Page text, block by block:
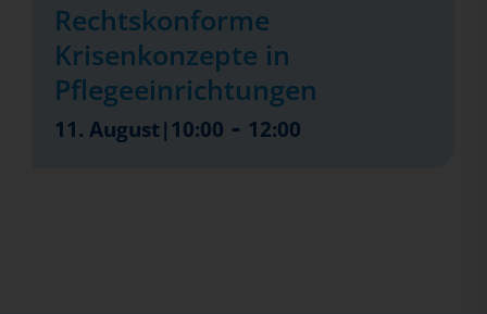
Rechtskonforme
Krisenkonzepte in
Pflegeeinrichtungen
11. August|10:00 - 12:00